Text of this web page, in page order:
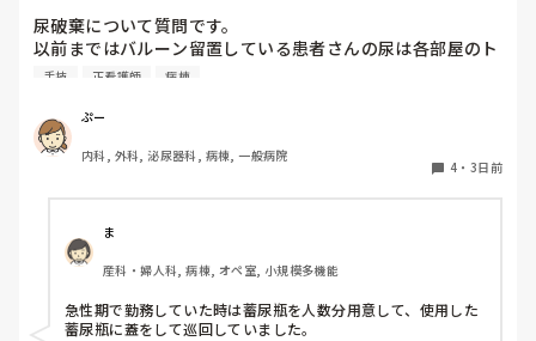
B病院の看護部長さんは、是非あなたに来て欲しいと言って
くださっていて私も行きたいと思っています。
私の人生のことだから私が決めたいです。推薦されようがさ
れまいがB病院を受けることは決めていました。なのに推薦
されたことで申請を通す気はないとはっきり言われました。
就職担当の事務に相談したら、「1年だけAで働いてその後B
いったら？」と私の経歴に傷がつくことがわかっているのに
他人事扱いです。本当に酷い…
尿破棄について質問です。
以前まではバルーン留置している患者さんの尿は各部屋のト
イレに破棄する形でしたが、感染予防上汚物処理室でのみ破
物処理室に持っていくという非効率な方法になってます。尿
破棄人数は10人近くになるので病室と汚物処理室を10往復
する形に。結果尿破棄に時間がかかってます。
ットしワゴン下段に乗せて破棄していき最後まとめて汚物処
理室で破棄してたのでその方法はダメなのか？と疑問抱いて
ます。もちろん汚物見えないようワゴンにカバーする等対策
して。
皆さんの病棟ではどのような方法取られてますか？
手技 正看護師 病棟
ぷー
内科, 外科, 泌尿器科, 病棟, 一般病院
4 ・ 3日前
ま
産科・婦人科, 病棟, オペ室, 小規模多機能
急性期で勤務していた時は蓄尿瓶を人数分用意して、使用した
蓄尿瓶に蓋をして巡回していました。